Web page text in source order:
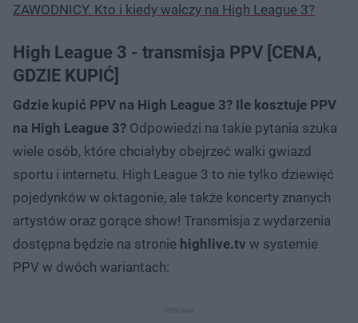
ZAWODNICY. Kto i kiedy walczy na High League 3?
High League 3 - transmisja PPV [CENA,
GDZIE KUPIĆ]
Gdzie kupić PPV na High League 3? Ile kosztuje PPV
na High League 3? Odpowiedzi na takie pytania szuka
wiele osób, które chciałyby obejrzeć walki gwiazd
sportu i internetu. High League 3 to nie tylko dziewięć
pojedynków w oktagonie, ale także koncerty znanych
artystów oraz gorące show! Transmisja z wydarzenia
dostępna będzie na stronie highlive.tv w systemie
PPV w dwóch wariantach: